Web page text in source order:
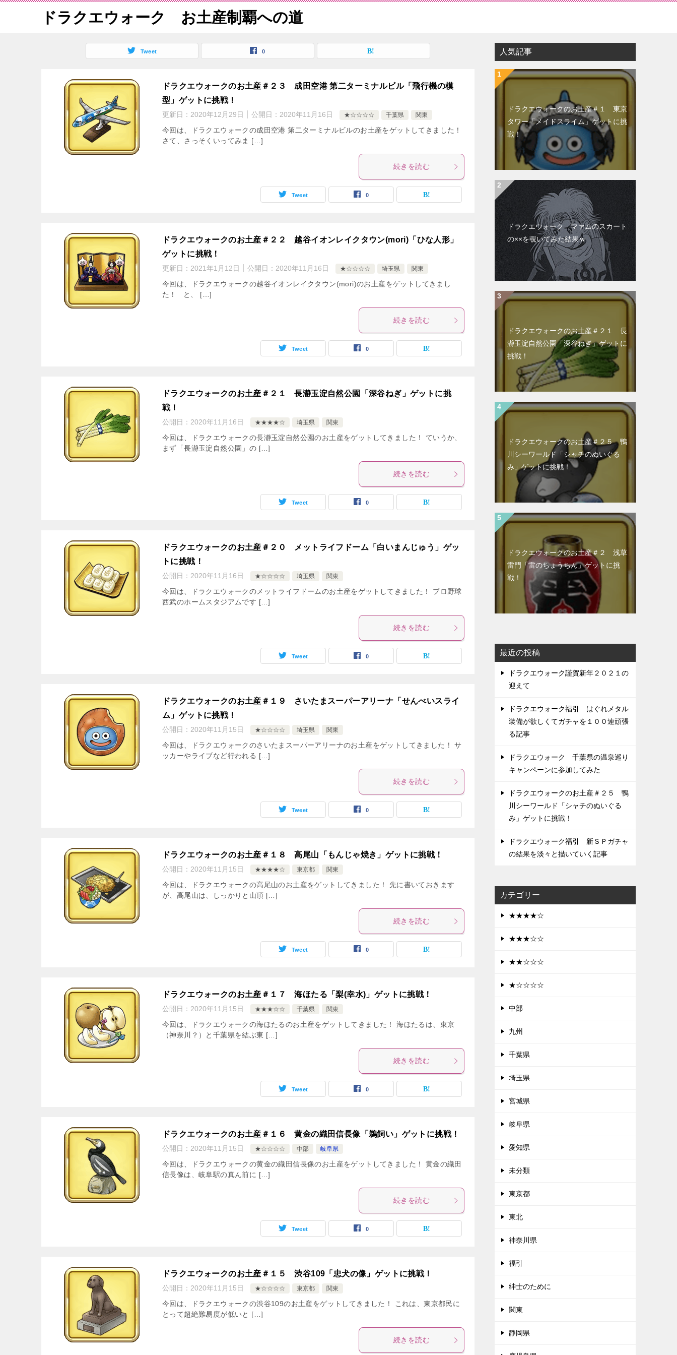
ドラクエウォーク お土産制覇への道
Tweet 0
ドラクエウォークのお土産＃２３ 成田空港 第二ターミナルビル「飛行機の模
型」ゲットに挑戦！
更新日： 2020年12月29日 公開日： 2020年11月16日 ★☆☆☆☆ 千葉県 関東
今回は、ドラクエウォークの成田空港 第二ターミナルビルのお土産をゲットしてきました！
さて、さっそくいってみま […]
続きを読む
Tweet 0
ドラクエウォークのお土産＃２２ 越谷イオンレイクタウン(mori)「ひな人形」
ゲットに挑戦！
更新日： 2021年1月12日 公開日： 2020年11月16日 ★☆☆☆☆ 埼玉県 関東
今回は、ドラクエウォークの越谷イオンレイクタウン(mori)のお土産をゲットしてきまし
た！ と、 […]
続きを読む
Tweet 0
ドラクエウォークのお土産＃２１ 長瀞玉淀自然公園「深谷ねぎ」ゲットに挑
戦！
公開日： 2020年11月16日 ★★★★☆ 埼玉県 関東
今回は、ドラクエウォークの長瀞玉淀自然公園のお土産をゲットしてきました！ ていうか、
まず「長瀞玉淀自然公園」の […]
続きを読む
Tweet 0
ドラクエウォークのお土産＃２０ メットライフドーム「白いまんじゅう」ゲッ
トに挑戦！
公開日： 2020年11月16日 ★☆☆☆☆ 埼玉県 関東
今回は、ドラクエウォークのメットライフドームのお土産をゲットしてきました！ プロ野球
西武のホームスタジアムです […]
続きを読む
Tweet 0
ドラクエウォークのお土産＃１９ さいたまスーパーアリーナ「せんべいスライ
ム」ゲットに挑戦！
公開日： 2020年11月15日 ★☆☆☆☆ 埼玉県 関東
今回は、ドラクエウォークのさいたまスーパーアリーナのお土産をゲットしてきました！ サ
ッカーやライブなど行われる […]
続きを読む
Tweet 0
ドラクエウォークのお土産＃１８ 高尾山「もんじゃ焼き」ゲットに挑戦！
公開日： 2020年11月15日 ★★★★☆ 東京都 関東
今回は、ドラクエウォークの高尾山のお土産をゲットしてきました！ 先に書いておきます
が、高尾山は、しっかりと山頂 […]
続きを読む
Tweet 0
ドラクエウォークのお土産＃１７ 海ほたる「梨(幸水)」ゲットに挑戦！
公開日： 2020年11月15日 ★★★☆☆ 千葉県 関東
今回は、ドラクエウォークの海ほたるのお土産をゲットしてきました！ 海ほたるは、東京
（神奈川？）と千葉県を結ぶ東 […]
続きを読む
Tweet 0
ドラクエウォークのお土産＃１６ 黄金の織田信長像「鵜飼い」ゲットに挑戦！
公開日： 2020年11月15日 ★☆☆☆☆ 中部 岐阜県
今回は、ドラクエウォークの黄金の織田信長像のお土産をゲットしてきました！ 黄金の織田
信長像は、岐阜駅の真ん前に […]
続きを読む
Tweet 0
ドラクエウォークのお土産＃１５ 渋谷109「忠犬の像」ゲットに挑戦！
公開日： 2020年11月15日 ★☆☆☆☆ 東京都 関東
今回は、ドラクエウォークの渋谷109のお土産をゲットしてきました！ これは、東京都民に
とって超絶難易度が低いと […]
続きを読む
人気記事
ドラクエウォークのお土産＃１ 東京
タワー「メイドスライム」ゲットに挑
戦！
ドラクエウォーク マァムのスカート
の××を覗いてみた結果ｗ
ドラクエウォークのお土産＃２１ 長
瀞玉淀自然公園「深谷ねぎ」ゲットに
挑戦！
ドラクエウォークのお土産＃２５ 鴨
川シーワールド「シャチのぬいぐる
み」ゲットに挑戦！
ドラクエウォークのお土産＃２ 浅草
雷門「雷のちょうちん」ゲットに挑
戦！
最近の投稿
ドラクエウォーク謹賀新年２０２１の
迎えて
ドラクエウォーク福引 はぐれメタル
装備が欲しくてガチャを１００連頑張
る記事
ドラクエウォーク 千葉県の温泉巡り
キャンペーンに参加してみた
ドラクエウォークのお土産＃２５ 鴨
川シーワールド「シャチのぬいぐる
み」ゲットに挑戦！
ドラクエウォーク福引 新ＳＰガチャ
の結果を淡々と描いていく記事
カテゴリー
★★★★☆
★★★☆☆
★★☆☆☆
★☆☆☆☆
中部
九州
千葉県
埼玉県
宮城県
岐阜県
愛知県
未分類
東京都
東北
神奈川県
福引
紳士のために
関東
静岡県